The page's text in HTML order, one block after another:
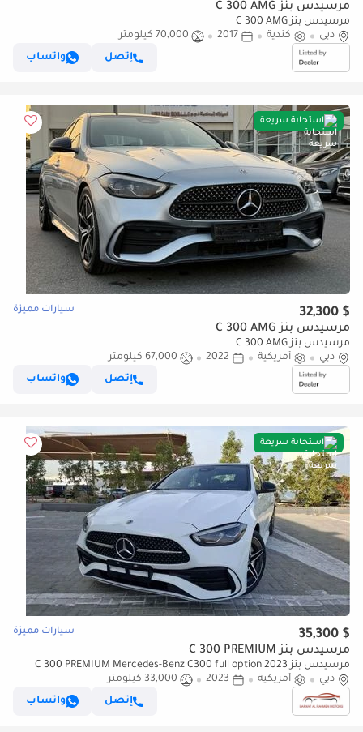
مرسيدس بنز C 300 AMG
مرسيدس بنز C 300 AMG
دبي
كندية 2017
70,000 كيلومتر
إتصل
واتساب
استجابة سريعة
$ 32,300 سيارات مميزة
مرسيدس بنز C 300 AMG
مرسيدس بنز C 300 AMG
دبي
أمريكية 2022
67,000 كيلومتر
إتصل
واتساب
استجابة سريعة
$ 35,300 سيارات مميزة
مرسيدس بنز C 300 PREMIUM
مرسيدس بنز C 300 PREMIUM Mercedes-Benz C300 full option 2023
دبي
أمريكية 2023
33,000 كيلومتر
إتصل
واتساب